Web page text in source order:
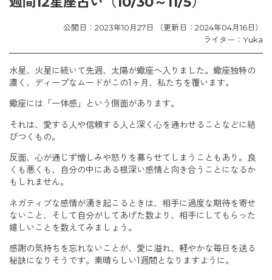
公開日：2023年10月27日 （更新日：2024年04月16日）
ライター：Yuka
水星、火星に続いて先週、太陽が蠍座へ入りました。蠍座独特の
濃く、ディープなムードがこの1ヶ月、私たちを覆います。
蠍座には「一体感」という側面があります。
それは、愛する人や信頼する人と深く心を通わせることなどに結
びつくもの。
反面、心が通じず憎しみや怒りを募らせてしまうこともあり。良
くも悪くも、自分の中にある根深い感情と向き合うことになるか
もしれません。
ネガティブな感情が湧き起こるときは、相手に過度な期待を寄せ
ないこと、そして自分がしてあげた数より、相手にしてもらった
嬉しいことを数えてみましょう。
感謝の気持ちを忘れないことが、愛に溢れ、軽やかな毎日を送る
秘訣になりそうです。素晴らしい1週間となりますように。